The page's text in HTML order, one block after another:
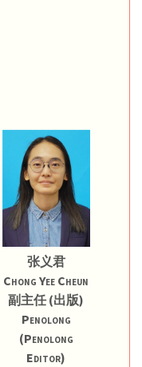
张义君
Chong Yee Cheun
副主任 (出版)
Penolong
(Penolong
Editor)